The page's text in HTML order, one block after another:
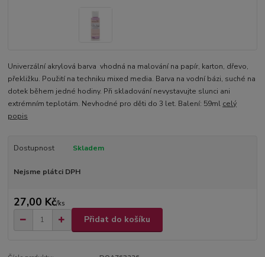
Univerzální akrylová barva vhodná na malování na papír, karton, dřevo,
překližku. Použití na techniku mixed media. Barva na vodní bázi, suché na
dotek během jedné hodiny. Při skladování nevystavujte slunci ani
extrémním teplotám. Nevhodné pro děti do 3 let. Balení: 59ml celý
popis
Dostupnost Skladem
Nejsme plátci DPH
27,00 Kč/ks
Přidat do košíku